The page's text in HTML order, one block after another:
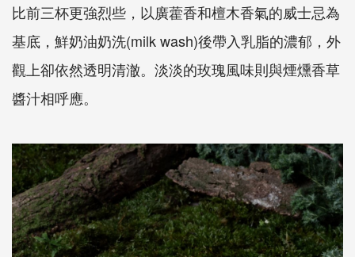
比前三杯更強烈些，以廣藿香和檀木香氣的威士忌為
基底，鮮奶油奶洗(milk wash)後帶入乳脂的濃郁，外
觀上卻依然透明清澈。淡淡的玫瑰風味則與煙燻香草
醬汁相呼應。